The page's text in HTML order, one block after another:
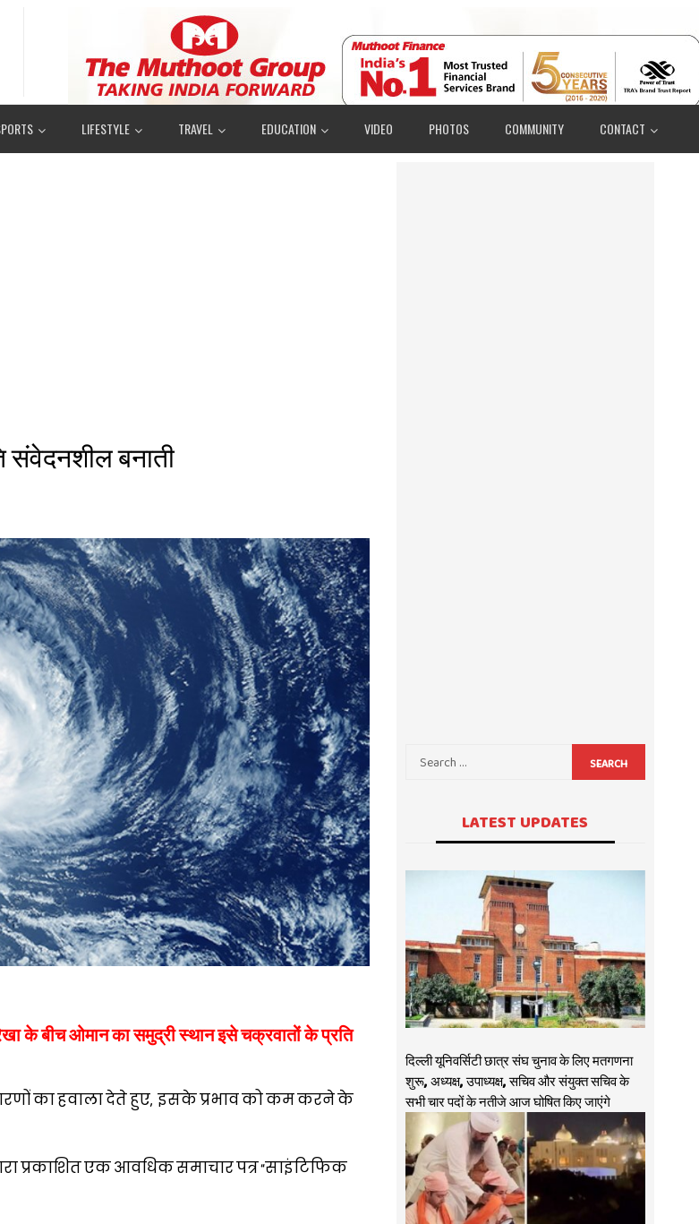
LIFESTYLE TRAVEL EDUCATION VIDEO PHOTOS COMMUNITY CONTACT
संवेदनशील बनाती
के बीच ओमान का समुद्री स्थान इसे चक्रवातों के प्रति
का हवाला देते हुए, इसके प्रभाव को कम करने के
प्रकाशित एक आवधिक समाचार पत्र “साइंटिफिक
SEARCH
LATEST UPDATES
दिल्ली यूनिवर्सिटी छात्र संघ चुनाव के लिए मतगणना
शुरू, अध्यक्ष, उपाध्यक्ष, सचिव और संयुक्त सचिव के
सभी चार पदों के नतीजे आज घोषित किए जाएंगे